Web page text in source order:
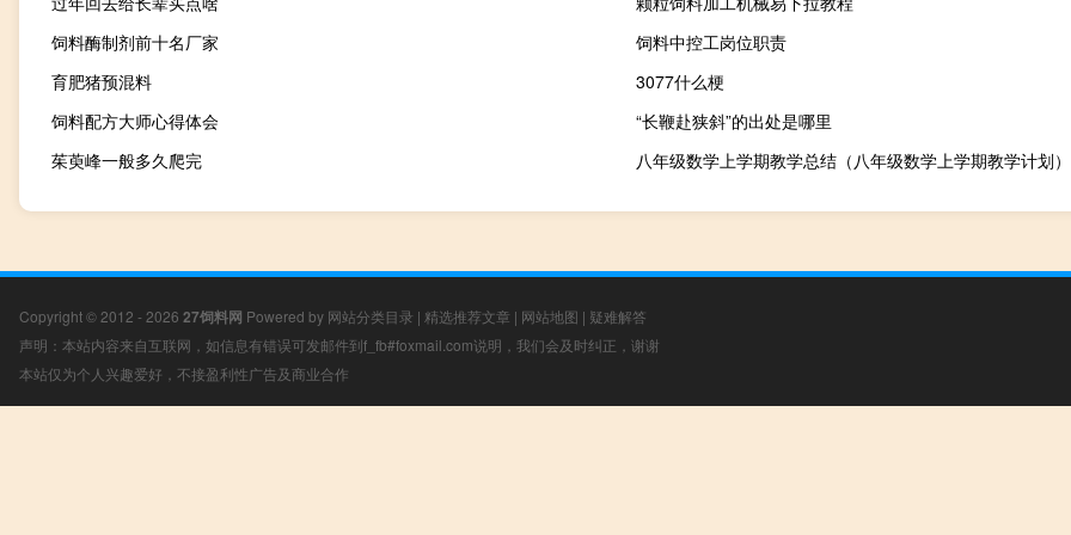
饲料酶制剂前十名厂家
饲料中控工岗位职责
育肥猪预混料
3077什么梗
饲料配方大师心得体会
“长鞭赴狭斜”的出处是哪里
茱萸峰一般多久爬完
八年级数学上学期教学总结（八年级数学上学期教学计划）
Copyright © 2012 - 2026 27饲料网 Powered by 网站分类目录 | 精选推荐文章 | 网站地图 | 疑难解答
声明：本站内容来自互联网，如信息有错误可发邮件到f_fb#foxmail.com说明，我们会及时纠正，谢谢
本站仅为个人兴趣爱好，不接盈利性广告及商业合作